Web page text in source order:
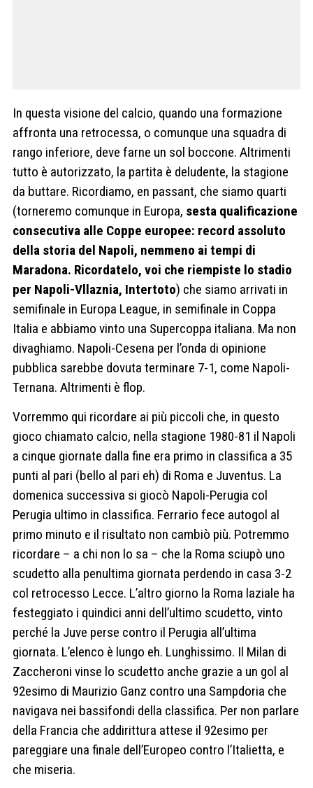
In questa visione del calcio, quando una formazione
affronta una retrocessa, o comunque una squadra di
rango inferiore, deve farne un sol boccone. Altrimenti
tutto è autorizzato, la partita è deludente, la stagione
da buttare. Ricordiamo, en passant, che siamo quarti
(torneremo comunque in Europa, sesta qualificazione
consecutiva alle Coppe europee: record assoluto
della storia del Napoli, nemmeno ai tempi di
Maradona. Ricordatelo, voi che riempiste lo stadio
per Napoli-Vllaznia, Intertoto) che siamo arrivati in
semifinale in Europa League, in semifinale in Coppa
Italia e abbiamo vinto una Supercoppa italiana. Ma non
divaghiamo. Napoli-Cesena per l’onda di opinione
pubblica sarebbe dovuta terminare 7-1, come Napoli-
Ternana. Altrimenti è flop.
Vorremmo qui ricordare ai più piccoli che, in questo
gioco chiamato calcio, nella stagione 1980-81 il Napoli
a cinque giornate dalla fine era primo in classifica a 35
punti al pari (bello al pari eh) di Roma e Juventus. La
domenica successiva si giocò Napoli-Perugia col
Perugia ultimo in classifica. Ferrario fece autogol al
primo minuto e il risultato non cambiò più. Potremmo
ricordare – a chi non lo sa – che la Roma sciupò uno
scudetto alla penultima giornata perdendo in casa 3-2
col retrocesso Lecce. L’altro giorno la Roma laziale ha
festeggiato i quindici anni dell’ultimo scudetto, vinto
perché la Juve perse contro il Perugia all’ultima
giornata. L’elenco è lungo eh. Lunghissimo. Il Milan di
Zaccheroni vinse lo scudetto anche grazie a un gol al
92esimo di Maurizio Ganz contro una Sampdoria che
navigava nei bassifondi della classifica. Per non parlare
della Francia che addirittura attese il 92esimo per
pareggiare una finale dell’Europeo contro l’Italietta, e
che miseria.